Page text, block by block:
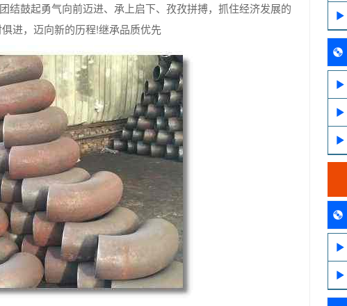
结鼓起勇气向前迈进、承上启下、孜孜拼搏，抓住经济发展的
进，迈向新的历程!继承品质优先